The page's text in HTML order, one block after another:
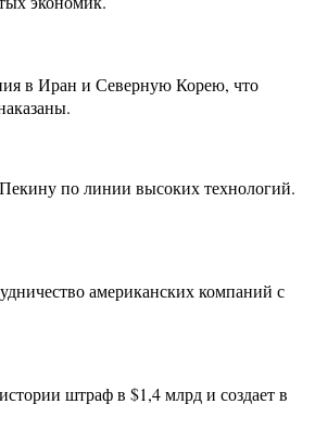
в Иран и Северную Корею, что
по линии высоких технологий.
американских компаний с
штраф в $1,4 млрд и создает в